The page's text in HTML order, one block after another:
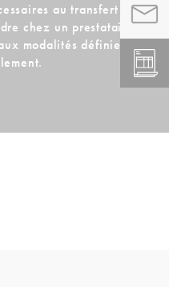
au transfert des
chez un prestataire
modalités définies